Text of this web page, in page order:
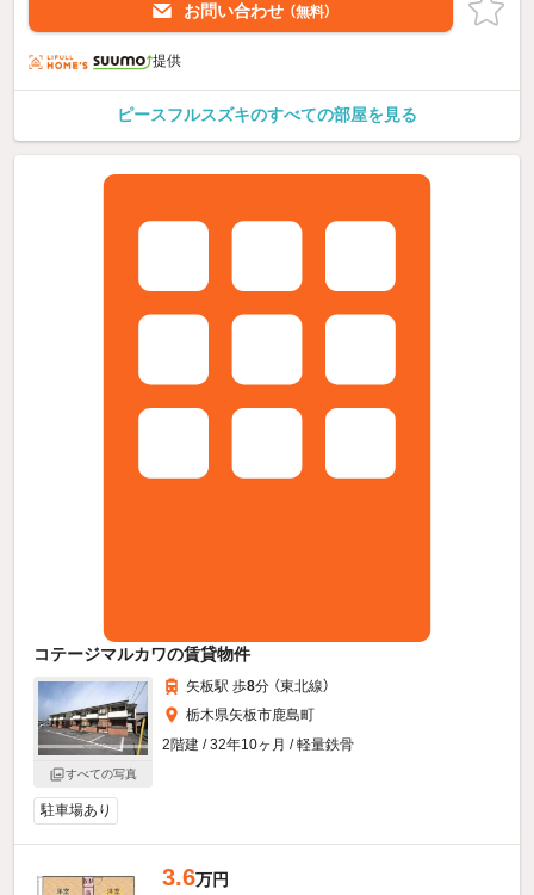
お問い合わせ （無料）
提供
ピースフルスズキのすべての部屋を見る
コテージマルカワの賃貸物件
すべての写真
矢板駅 歩8分 （東北線）
栃木県矢板市鹿島町
2階建 / 32年10ヶ月 / 軽量鉄骨
駐車場あり
3.6万円